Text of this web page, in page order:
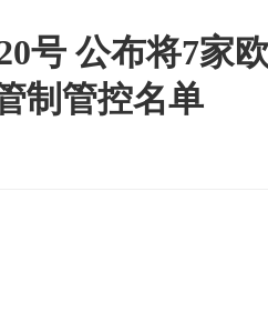
号 公布将7家
制管控名单